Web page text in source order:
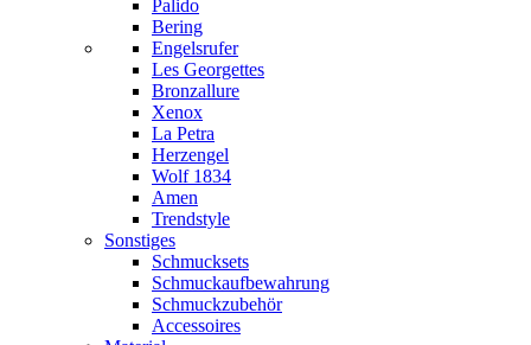
Palido
Bering
Engelsrufer
Les Georgettes
Bronzallure
Xenox
La Petra
Herzengel
Wolf 1834
Amen
Trendstyle
Sonstiges
Schmucksets
Schmuckaufbewahrung
Schmuckzubehör
Accessoires